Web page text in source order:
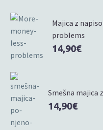
Majica z
problems
14,90€
Smešna majica
14,90€